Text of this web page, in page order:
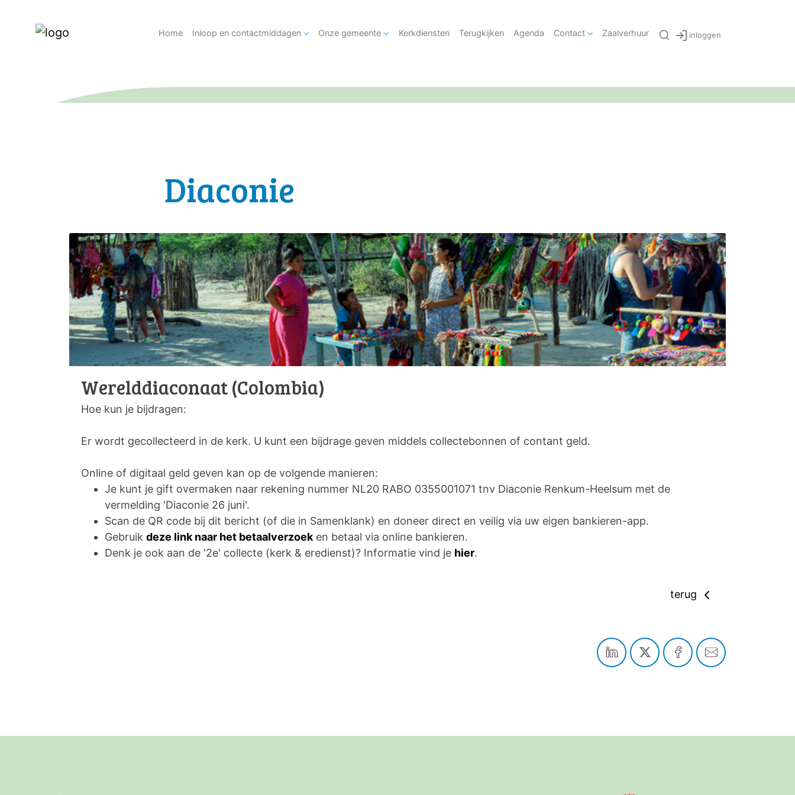
Home Inloop en contactmiddagen Onze gemeente Kerkdiensten Terugkijken Agenda Contact Zaalverhuur inloggen
Diaconie
Werelddiaconaat (Colombia)
Hoe kun je bijdragen:
Er wordt gecollecteerd in de kerk. U kunt een bijdrage geven middels collectebonnen of contant geld.
Online of digitaal geld geven kan op de volgende manieren:
Je kunt je gift overmaken naar rekening nummer NL20 RABO 0355001071 tnv Diaconie Renkum-Heelsum met de
vermelding 'Diaconie 26 juni'.
Scan de QR code bij dit bericht (of die in Samenklank) en doneer direct en veilig via uw eigen bankieren-app.
Gebruik deze link naar het betaalverzoek en betaal via online bankieren.
Denk je ook aan de '2e' collecte (kerk & eredienst)? Informatie vind je hier.
terug